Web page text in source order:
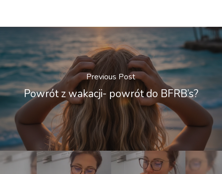
Previous Post
Powrót z wakacji- powrót do BFRB’s?